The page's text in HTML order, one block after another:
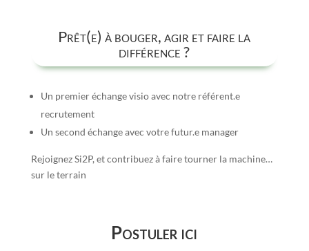
Prêt(e) à bouger, agir et faire la
différence ?
Un premier échange visio avec notre référent.e
recrutement
Un second échange avec votre futur.e manager
Rejoignez Si2P, et contribuez à faire tourner la machine…
sur le terrain
Postuler ici